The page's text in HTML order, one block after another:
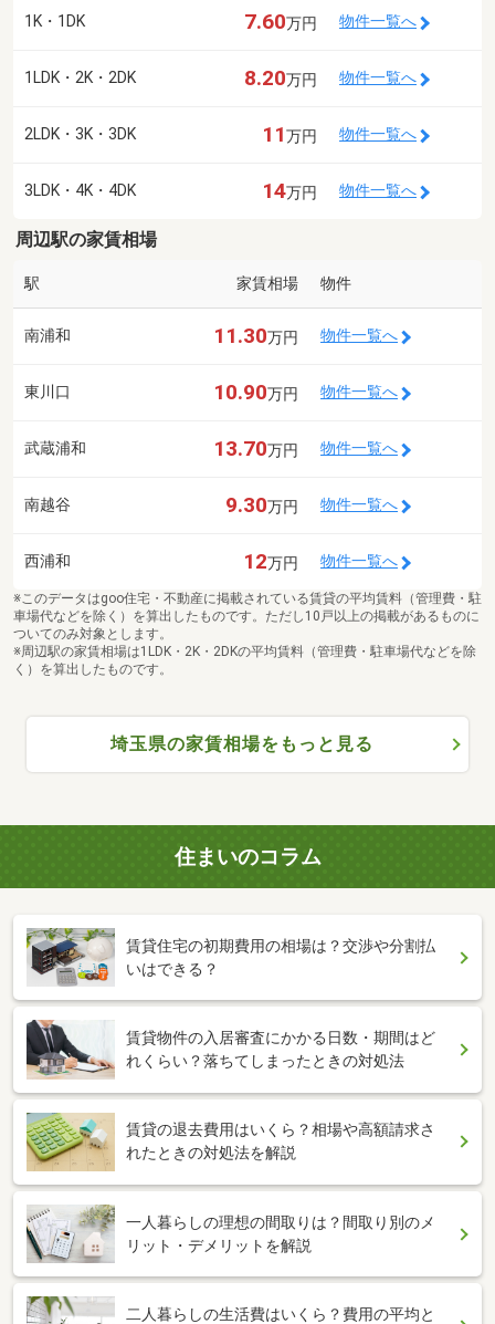
1K・1DK 7.60万円 物件一覧へ
1LDK・2K・2DK 8.20万円 物件一覧へ
2LDK・3K・3DK 11万円 物件一覧へ
3LDK・4K・4DK 14万円 物件一覧へ
周辺駅の家賃相場
駅 家賃相場 物件
南浦和 11.30万円 物件一覧へ
東川口 10.90万円 物件一覧へ
武蔵浦和 13.70万円 物件一覧へ
南越谷 9.30万円 物件一覧へ
西浦和 12万円 物件一覧へ
※このデータはgoo住宅・不動産に掲載されている賃貸の平均賃料（管理費・駐
車場代などを除く）を算出したものです。ただし10戸以上の掲載があるものに
ついてのみ対象とします。
※周辺駅の家賃相場は1LDK・2K・2DKの平均賃料（管理費・駐車場代などを除
く）を算出したものです。
埼玉県の家賃相場をもっと見る
住まいのコラム
賃貸住宅の初期費用の相場は？交渉や分割払
いはできる？
賃貸物件の入居審査にかかる日数・期間はど
れくらい？落ちてしまったときの対処法
賃貸の退去費用はいくら？相場や高額請求さ
れたときの対処法を解説
一人暮らしの理想の間取りは？間取り別のメ
リット・デメリットを解説
二人暮らしの生活費はいくら？費用の平均と